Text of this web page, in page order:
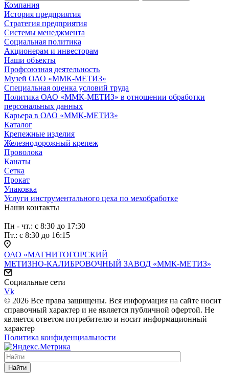
Компания
История предприятия
Стратегия предприятия
Системы менеджмента
Социальная политика
Акционерам и инвесторам
Наши объекты
Профсоюзная деятельность
Музей ОАО «ММК-МЕТИЗ»
Специальная оценка условий труда
Политика ОАО «ММК-МЕТИЗ» в отношении обработки
персональных данных
Карьера в ОАО «ММК-МЕТИЗ»
Каталог
Крепежные изделия
Железнодорожный крепеж
Проволока
Канаты
Сетка
Прокат
Упаковка
Услуги инструментального цеха по мехобработке
Наши контакты
Пн - чт.: с 8:30 до 17:30
Пт.: с 8:30 до 16:15
ОАО «МАГНИТОГОРСКИЙ
МЕТИЗНО-КАЛИБРОВОЧНЫЙ ЗАВОД «ММК-МЕТИЗ»
Социальные сети
Vk
© 2026 Все права защищены. Вся информация на сайте носит
справочный характер и не является публичной офертой. Не
является ответом потребителю и носит информационный
характер
Политика конфиденциальности
Найти